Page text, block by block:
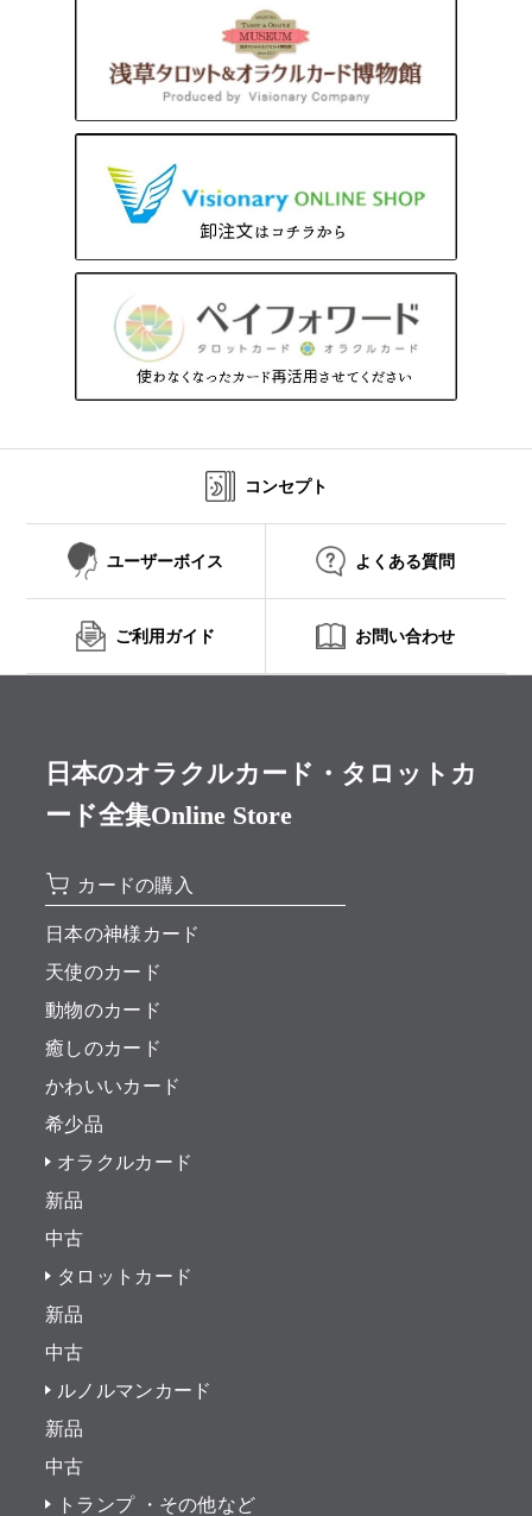
コンセプト
ユーザーボイス よくある質問
ご利用ガイド お問い合わせ
日本のオラクルカード・タロットカ
ード全集Online Store
カードの購入
日本の神様カード
天使のカード
動物のカード
癒しのカード
かわいいカード
希少品
オラクルカード
新品
中古
タロットカード
新品
中古
ルノルマンカード
新品
中古
トランプ ・その他など